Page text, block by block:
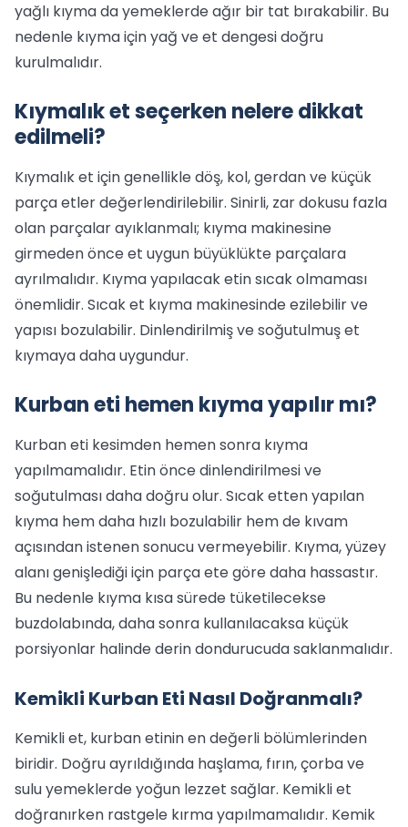
yağlı kıyma da yemeklerde ağır bir tat bırakabilir. Bu
nedenle kıyma için yağ ve et dengesi doğru
kurulmalıdır.
Kıymalık et seçerken nelere dikkat
edilmeli?
Kıymalık et için genellikle döş, kol, gerdan ve küçük
parça etler değerlendirilebilir. Sinirli, zar dokusu fazla
olan parçalar ayıklanmalı; kıyma makinesine
girmeden önce et uygun büyüklükte parçalara
ayrılmalıdır. Kıyma yapılacak etin sıcak olmaması
önemlidir. Sıcak et kıyma makinesinde ezilebilir ve
yapısı bozulabilir. Dinlendirilmiş ve soğutulmuş et
kıymaya daha uygundur.
Kurban eti hemen kıyma yapılır mı?
Kurban eti kesimden hemen sonra kıyma
yapılmamalıdır. Etin önce dinlendirilmesi ve
soğutulması daha doğru olur. Sıcak etten yapılan
kıyma hem daha hızlı bozulabilir hem de kıvam
açısından istenen sonucu vermeyebilir. Kıyma, yüzey
alanı genişlediği için parça ete göre daha hassastır.
Bu nedenle kıyma kısa sürede tüketilecekse
buzdolabında, daha sonra kullanılacaksa küçük
porsiyonlar halinde derin dondurucuda saklanmalıdır.
Kemikli Kurban Eti Nasıl Doğranmalı?
Kemikli et, kurban etinin en değerli bölümlerinden
biridir. Doğru ayrıldığında haşlama, fırın, çorba ve
sulu yemeklerde yoğun lezzet sağlar. Kemikli et
doğranırken rastgele kırma yapılmamalıdır. Kemik